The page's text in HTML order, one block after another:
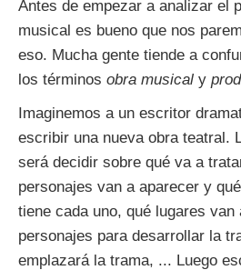
Antes de empezar a analizar el
musical es bueno que nos
eso. Mucha gente tiende a
los términos obra musical y
Imaginemos a un escritor
escribir una nueva obra teatral.
será decidir sobre qué va a
personajes van a aparecer y
tiene cada uno, qué lugares van
personajes para desarrollar la
emplazará la trama, ... Luego